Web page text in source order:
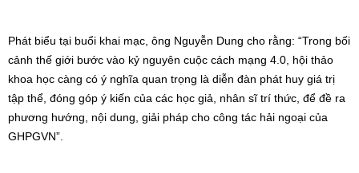
Phát biểu tại buổi khai mạc, ông Nguyễn Dung cho rằng: “Trong bối
cảnh thế giới bước vào kỷ nguyên cuộc cách mạng 4.0, hội thảo
khoa học càng có ý nghĩa quan trọng là diễn đàn phát huy giá trị
tập thể, đóng góp ý kiến của các học giả, nhân sĩ trí thức, để đề ra
phương hướng, nội dung, giải pháp cho công tác hải ngoại của
GHPGVN”.